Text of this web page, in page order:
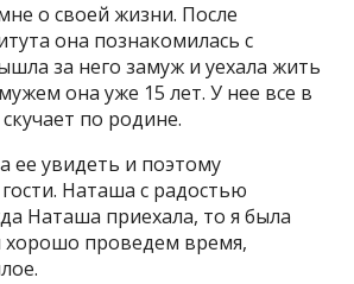
о своей жизни. После
она познакомилась с
за него замуж и уехала жить
она уже 15 лет. У нее все в
по родине.
ее увидеть и поэтому
Наташа с радостью
Наташа приехала, то я была
хорошо проведем время,